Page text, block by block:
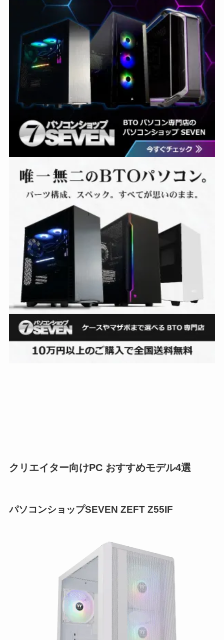
クリエイター向けPC おすすめモデル4選
パソコンショップSEVEN ZEFT Z55IF